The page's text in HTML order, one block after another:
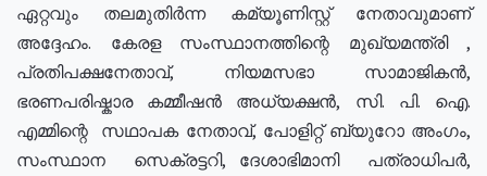
ഏറ്റവും തലമുതിർന്ന കമ്യൂണിസ്റ്റ് നേതാവുമാണ്
അദ്ദേഹം. കേരള സംസ്ഥാനത്തിന്റെ മുഖ്യമന്ത്രി ,
പ്രതിപക്ഷനേതാവ്, നിയമസഭാ സാമാജികൻ,
ഭരണപരിഷ്കാര കമ്മീഷൻ അധ്യക്ഷൻ, സി. പി. ഐ.
എമ്മിന്റെ സഥാപക നേതാവ്, പോളിറ്റ് ബ്യുറോ അംഗം,
സംസ്ഥാന സെക്രട്ടറി, ദേശാഭിമാനി പത്രാധിപർ,